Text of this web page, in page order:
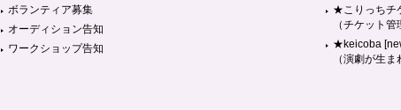
ボランティア募集
オーディション告知
ワークショップ告知
★こりっちチ
（チケット管
★keicoba
（演劇が生ま